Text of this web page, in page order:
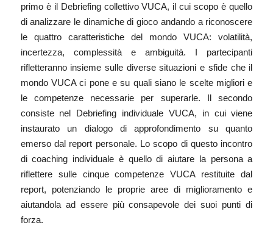
primo è il Debriefing collettivo VUCA, il cui scopo è quello
di analizzare le dinamiche di gioco andando a riconoscere
le quattro caratteristiche del mondo VUCA: volatilità,
incertezza, complessità e ambiguità. I partecipanti
rifletteranno insieme sulle diverse situazioni e sfide che il
mondo VUCA ci pone e su quali siano le scelte migliori e
le competenze necessarie per superarle. Il secondo
consiste nel Debriefing individuale VUCA, in cui viene
instaurato un dialogo di approfondimento su quanto
emerso dal report personale. Lo scopo di questo incontro
di coaching individuale è quello di aiutare la persona a
riflettere sulle cinque competenze VUCA restituite dal
report, potenziando le proprie aree di miglioramento e
aiutandola ad essere più consapevole dei suoi punti di
forza.